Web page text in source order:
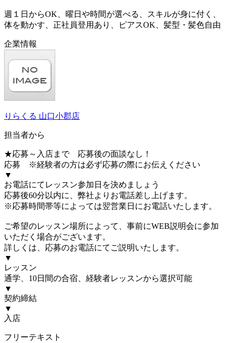
週１日からOK、曜日や時間が選べる、スキルが身に付く、
体を動かす、正社員登用あり、ピアスOK、髪型・髪色自由
企業情報
りらくる 山口小郡店
担当者から
★応募～入店まで 応募後の面談なし！
応募 ※経験者の方は必ず応募の際にお伝えください
▼
お電話にてレッスン参加日を決めましょう
応募後60分以内に、弊社よりお電話差し上げます。
※応募時間帯等によっては翌営業日にお電話いたします。
ご希望のレッスン場所によって、事前にWEB説明会に参加
いただく場合がございます。
詳しくは、応募のお電話にてご説明いたします。
▼
レッスン
通学、10日間の合宿、経験者レッスンから選択可能
▼
契約締結
▼
入店
フリーテキスト